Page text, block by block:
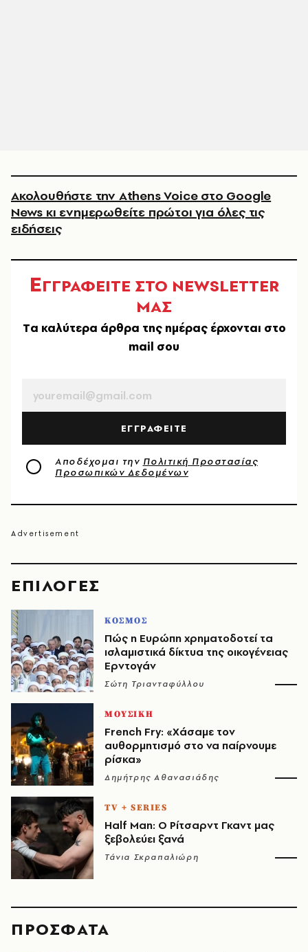
EΠΙΛΟΓΈΣ
ΚΟΣΜΟΣ
Πώς η Ευρώπη χρηματοδοτεί τα
ισλαμιστικά δίκτυα της οικογένειας
Ερντογάν
Σώτη Τριανταφύλλου
ΜΟΥΣΙΚΗ
French Fry: «Χάσαμε τον
αυθορμητισμό στο να παίρνουμε
ρίσκα»
Δημήτρης Αθανασιάδης
TV + SERIES
Half Man: Ο Ρίτσαρντ Γκαντ μας
ξεβολεύει ξανά
Τάνια Σκραπαλιώρη
Ακολουθήστε την Athens Voice στο Google
News κι ενημερωθείτε πρώτοι για όλες τις
ειδήσεις
ΕΓΓΡΑΦΕΙΤΕ ΣΤΟ NEWSLETTER
ΜΑΣ
Tα καλύτερα άρθρα της ημέρας έρχονται στο
mail σου
ΕΓΓΡΑΦΕΙΤΕ
Αποδέχομαι την Πολιτική Προστασίας
Προσωπικών Δεδομένων
ΠΡΟΣΦΑΤΑ